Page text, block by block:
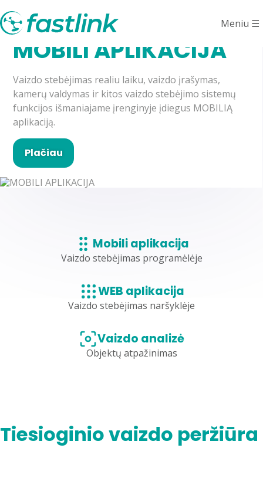
Meniu ☰
MOBILI APLIKACIJA
Vaizdo stebėjimas realiu laiku, vaizdo įrašymas,
kamerų valdymas ir kitos vaizdo stebėjimo sistemų
funkcijos išmaniajame įrenginyje įdiegus MOBILIĄ
aplikaciją.
Plačiau
Mobili aplikacija
Vaizdo stebėjimas programėlėje
WEB aplikacija
Vaizdo stebėjimas naršyklėje
Vaizdo analizė
Objektų atpažinimas
Tiesioginio vaizdo peržiūra